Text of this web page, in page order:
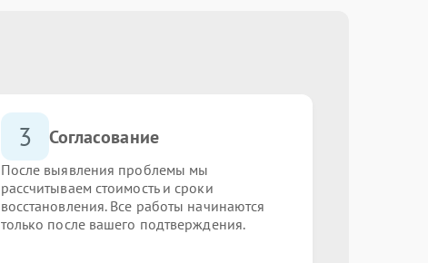
3 Согласование
После выявления проблемы мы
рассчитываем стоимость и сроки
восстановления. Все работы начинаются
только после вашего подтверждения.